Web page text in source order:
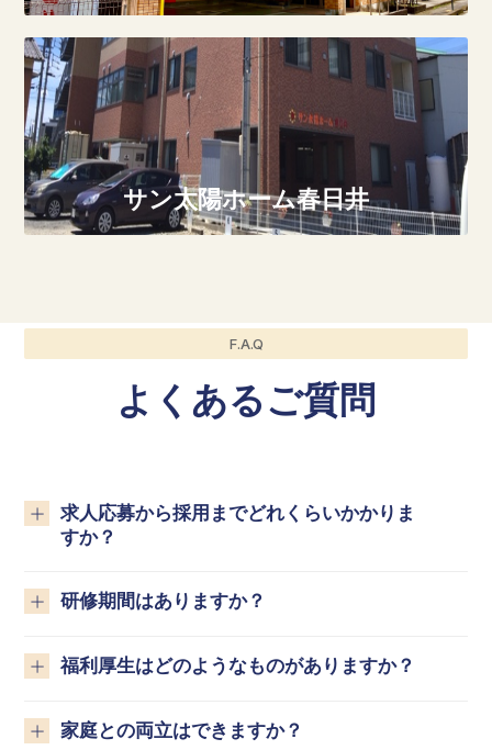
サン太陽ホーム春日井
F.A.Q
よくあるご質問
求人応募から採用までどれくらいかかりま
すか？
研修期間はありますか？
福利厚生はどのようなものがありますか？
家庭との両立はできますか？